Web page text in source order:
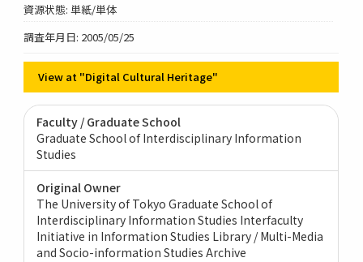
資源状態: 単紙/単体
調査年月日: 2005/05/25
View at "Digital Cultural Heritage"
Faculty / Graduate School
Graduate School of Interdisciplinary Information
Studies
Original Owner
The University of Tokyo Graduate School of
Interdisciplinary Information Studies Interfaculty
Initiative in Information Studies Library / Multi-Media
and Socio-information Studies Archive